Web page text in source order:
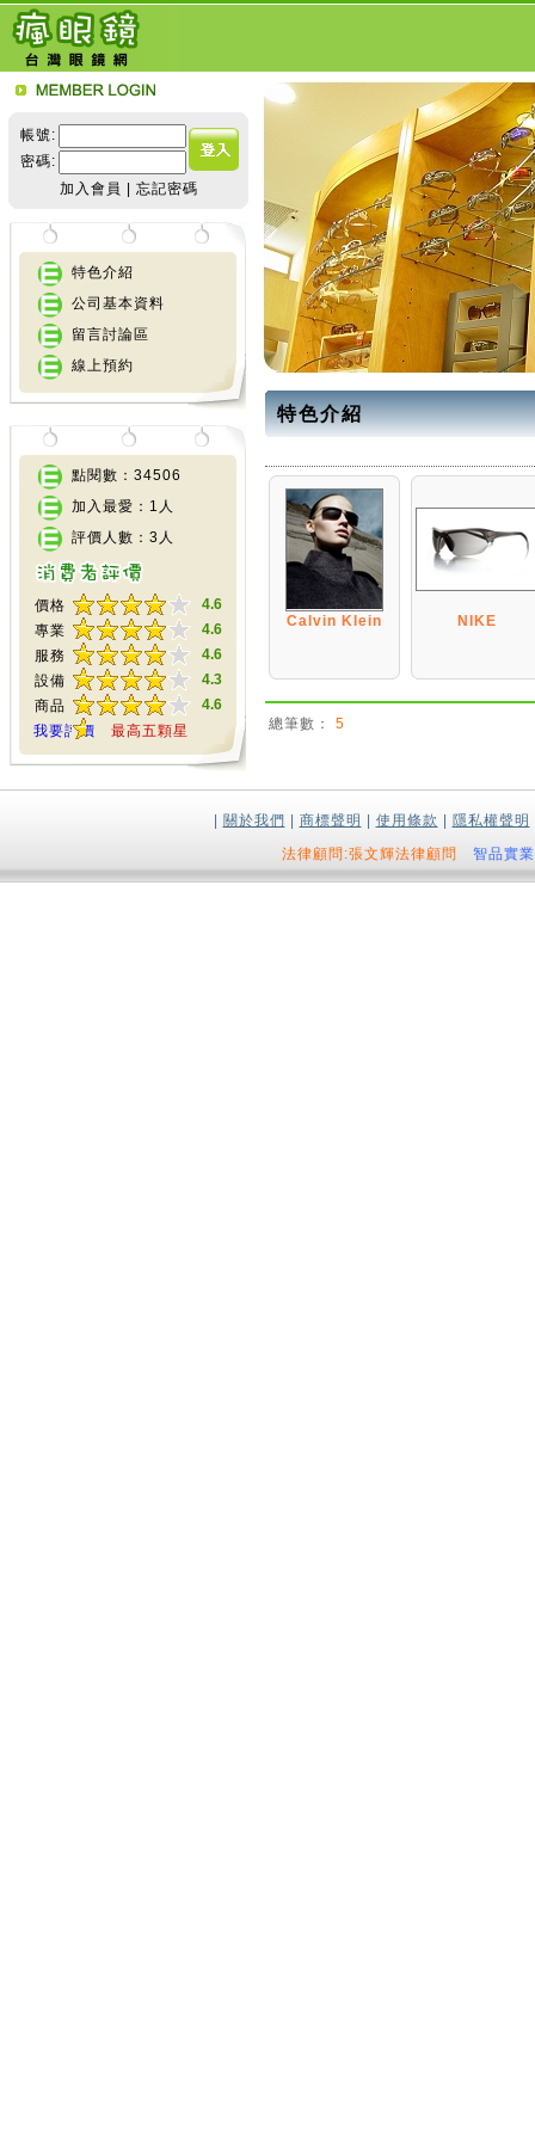
帳號:
密碼:
加入會員
忘記密碼
特色介紹
公司基本資料
留言討論區
線上預約
點閱數：34506
加入最愛：1人
評價人數：3人
價格
4.6
專業
4.6
服務
4.6
設備
4.3
商品
4.6
我要評價
最高五顆星
特色介紹
Calvin Klein NIKE
總筆數： 5
關於我們 商標聲明 使用條款 隱私權聲明
法律顧問:張文輝法律顧問
智品實業